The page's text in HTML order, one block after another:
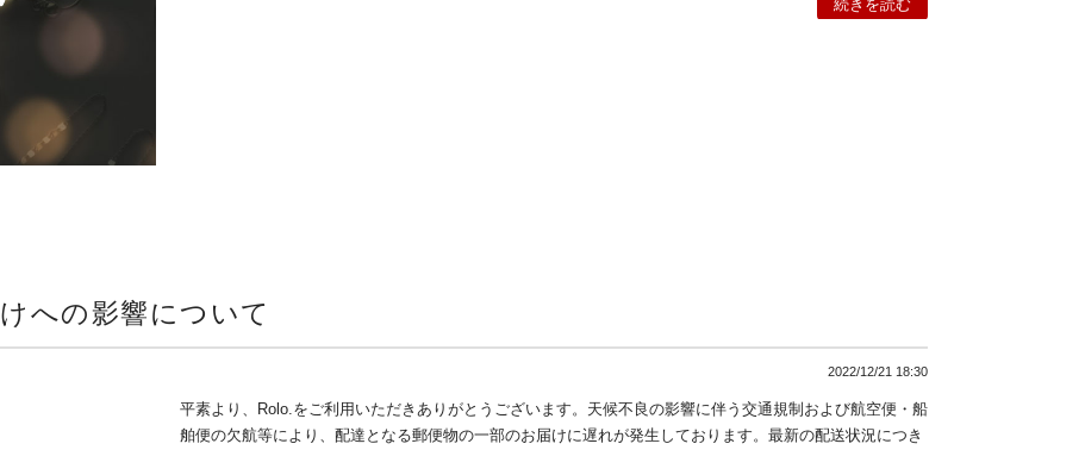
続きを読む
への影響について
2022/12/21 18:30
平素より、Rolo.をご利用いただきありがとうございます。天候不良の影響に伴う交通規制および航空便・船
舶便の欠航等により、配達となる郵便物の一部のお届けに遅れが発生しております。最新の配送状況につき